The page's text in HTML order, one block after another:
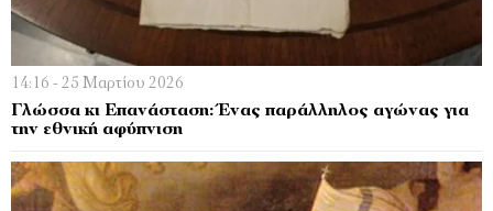
14:16 - 25 Μαρτίου 2026
Γλώσσα κι Επανάσταση: Ένας παράλληλος αγώνας για
την εθνική αφύπνιση